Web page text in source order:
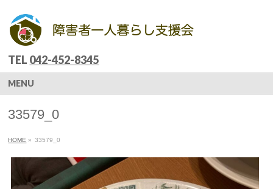
TEL 042-452-8345
MENU
33579_0
HOME » 33579_0